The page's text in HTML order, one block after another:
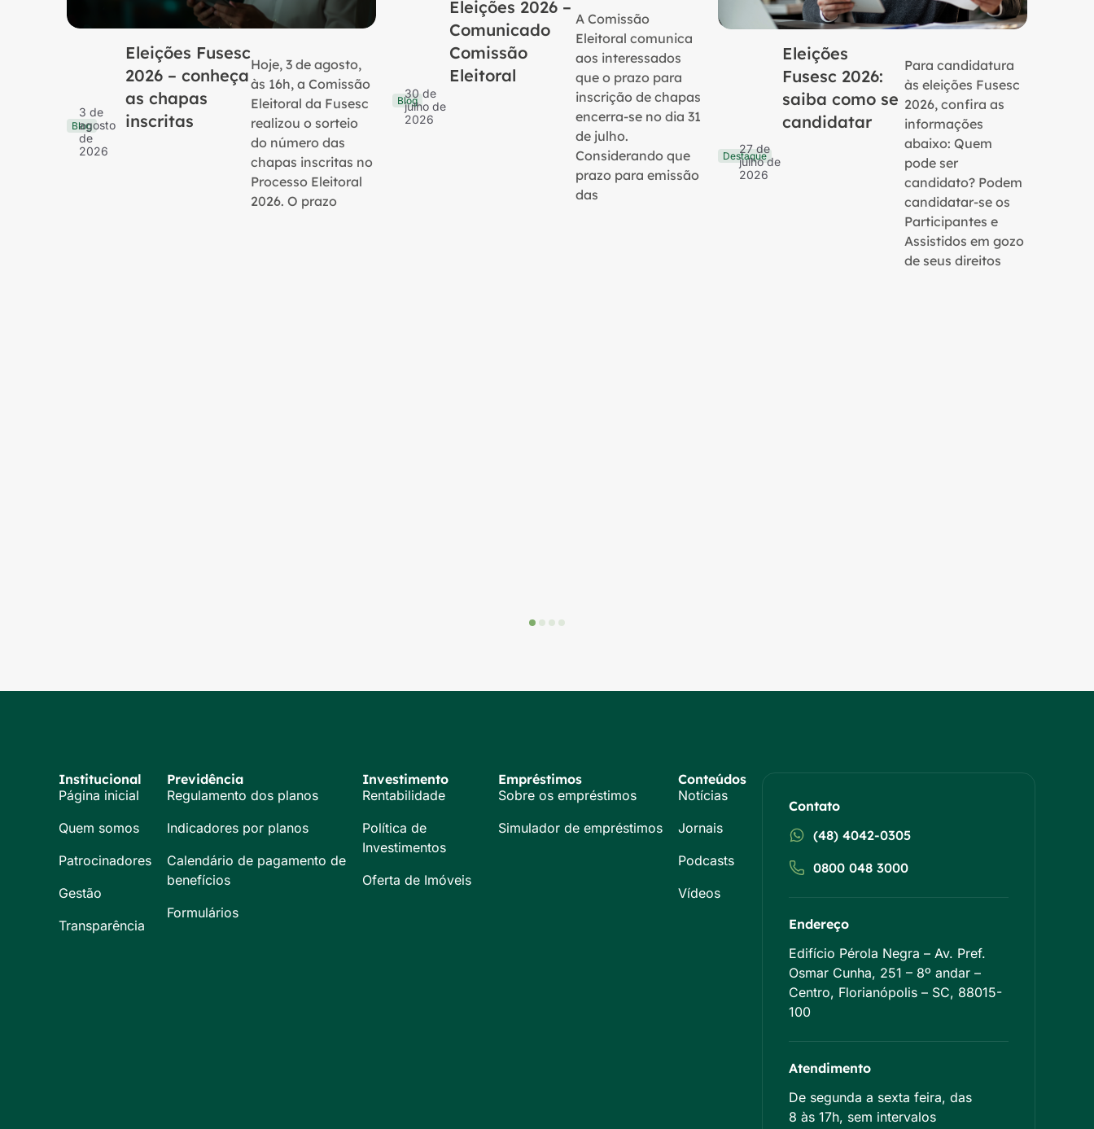
Blog
3 de
agosto
de
2026
Eleições Fusesc
2026 – conheça
as chapas
inscritas
Hoje, 3 de agosto,
às 16h, a Comissão
Eleitoral da Fusesc
realizou o sorteio
do número das
chapas inscritas no
Processo Eleitoral
2026. O prazo
Blog
30 de
julho de
2026
Eleições 2026 –
Comunicado
Comissão
Eleitoral
A Comissão
Eleitoral comunica
aos interessados
que o prazo para
inscrição de chapas
encerra-se no dia 31
de julho.
Considerando que
prazo para emissão
das
Destaque
27 de
julho de
2026
Eleições
Fusesc 2026:
saiba como se
candidatar
Para candidatura
às eleições Fusesc
2026, confira as
informações
abaixo: Quem
pode ser
candidato? Podem
candidatar-se os
Participantes e
Assistidos em gozo
de seus direitos
Institucional
Página inicial
Quem somos
Patrocinadores
Gestão
Transparência
Previdência
Regulamento dos planos
Indicadores por planos
Calendário de pagamento de
benefícios
Formulários
Investimento
Rentabilidade
Política de
Investimentos
Oferta de Imóveis
Empréstimos
Sobre os empréstimos
Simulador de empréstimos
Conteúdos
Notícias
Jornais
Podcasts
Vídeos
Contato
(48) 4042-0305
0800 048 3000
Endereço
Edifício Pérola Negra – Av. Pref.
Osmar Cunha, 251 – 8º andar –
Centro, Florianópolis – SC, 88015-
100
Atendimento
De segunda a sexta feira, das
8 às 17h, sem intervalos